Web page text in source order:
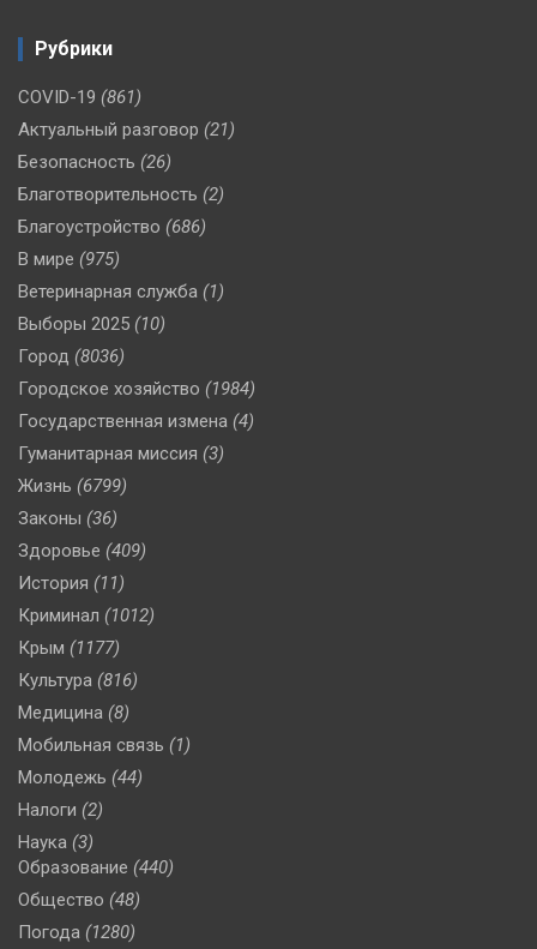
Рубрики
COVID-19 (861)
Актуальный разговор (21)
Безопасность (26)
Благотворительность (2)
Благоустройство (686)
В мире (975)
Ветеринарная служба (1)
Выборы 2025 (10)
Город (8036)
Городское хозяйство (1984)
Государственная измена (4)
Гуманитарная миссия (3)
Жизнь (6799)
Законы (36)
Здоровье (409)
История (11)
Криминал (1012)
Крым (1177)
Культура (816)
Медицина (8)
Мобильная связь (1)
Молодежь (44)
Налоги (2)
Наука (3)
Образование (440)
Общество (48)
Погода (1280)